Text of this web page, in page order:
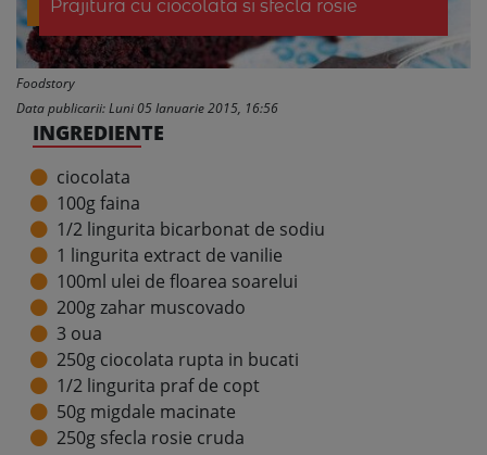
Prajitura cu ciocolata si sfecla rosie
Foodstory
Data publicarii: Luni 05 Ianuarie 2015, 16:56
INGREDIENTE
ciocolata
100g faina
1/2 lingurita bicarbonat de sodiu
1 lingurita extract de vanilie
100ml ulei de floarea soarelui
200g zahar muscovado
3 oua
250g ciocolata rupta in bucati
1/2 lingurita praf de copt
50g migdale macinate
250g sfecla rosie cruda